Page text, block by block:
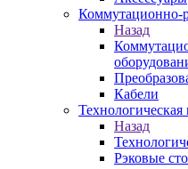
Коммутационно-
Назад
Кабели
Технологическая
Назад
Рэковые